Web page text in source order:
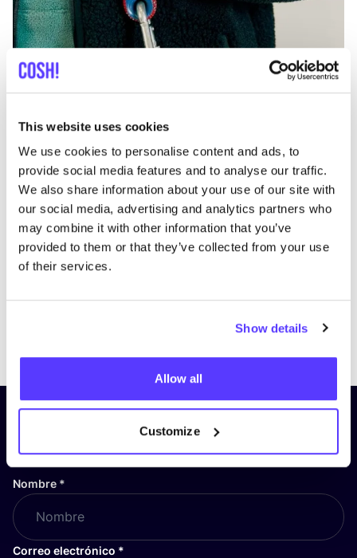
This website uses cookies
We use cookies to personalise content and ads, to
provide social media features and to analyse our traffic.
We also share information about your use of our site with
our social media, advertising and analytics partners who
may combine it with other information that you’ve
provided to them or that they’ve collected from your use
of their services.
Show details
Allow all
Customize
PreviousNext
¡Suscríbete a nuestro boletín
y mantente informado!
Nombre *
Correo electrónico *